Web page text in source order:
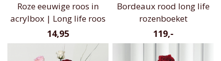
Roze eeuwige roos in
acrylbox | Long life roos
14,95
Bordeaux rood long life
rozenboeket
119,-